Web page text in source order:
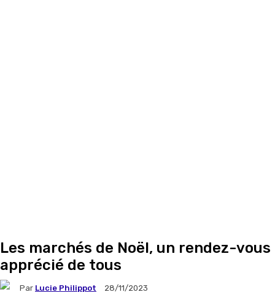
Les marchés de Noël, un rendez-vous
apprécié de tous
Par Lucie Philippot 28/11/2023